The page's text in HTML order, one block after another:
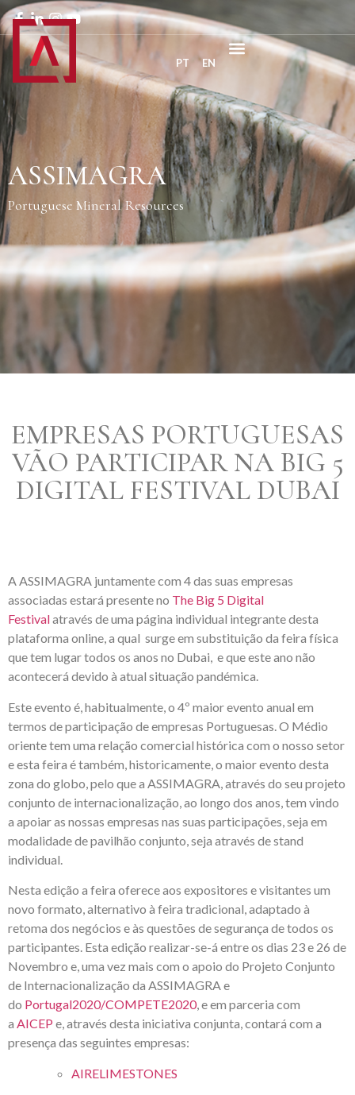
PT EN
ASSIMAGRA
Portuguese Mineral Resources
EMPRESAS PORTUGUESAS
VÃO PARTICIPAR NA BIG 5
DIGITAL FESTIVAL DUBAI
A ASSIMAGRA juntamente com 4 das suas empresas
associadas estará presente no The Big 5 Digital
Festivalatravés de uma página individual integrante desta
plataforma online, a qual surge em substituição da feira física
que tem lugar todos os anos no Dubai, e que este ano não
acontecerá devido à atual situação pandémica.
Este evento é, habitualmente, o 4º maior evento anual em
termos de participação de empresas Portuguesas. O Médio
oriente tem uma relação comercial histórica com o nosso setor
e esta feira é também, historicamente, o maior evento desta
zona do globo, pelo que a ASSIMAGRA, através do seu projeto
conjunto de internacionalização, ao longo dos anos, tem vindo
a apoiar as nossas empresas nas suas participações, seja em
modalidade de pavilhão conjunto, seja através de stand
individual.
Nesta edição a feira oferece aos expositores e visitantes um
novo formato, alternativo à feira tradicional, adaptado à
retoma dos negócios e às questões de segurança de todos os
participantes. Esta edição realizar-se-á entre os dias 23 e 26 de
Novembro e, uma vez mais com o apoio do Projeto Conjunto
de Internacionalização da ASSIMAGRA e
do Portugal2020/COMPETE2020, e em parceria com
a AICEP e, através desta iniciativa conjunta, contará com a
presença das seguintes empresas:
AIRELIMESTONES